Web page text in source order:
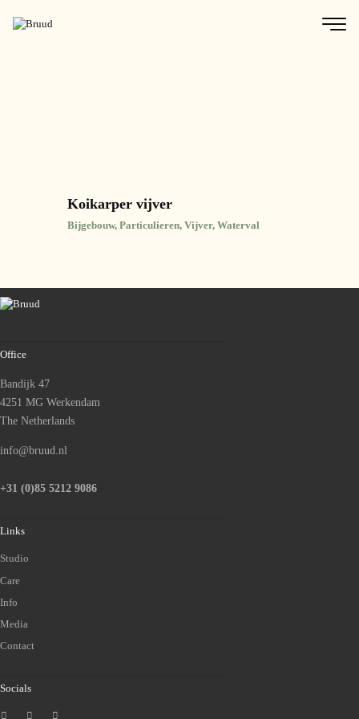
Koikarper vijver
Bijgebouw, Particulieren, Vijver, Waterval
Office
Bandijk 47
4251 MG Werkendam
The Netherlands
info@bruud.nl
+31 (0)85 5212 9086
Links
Studio
Care
Info
Media
Contact
Socials